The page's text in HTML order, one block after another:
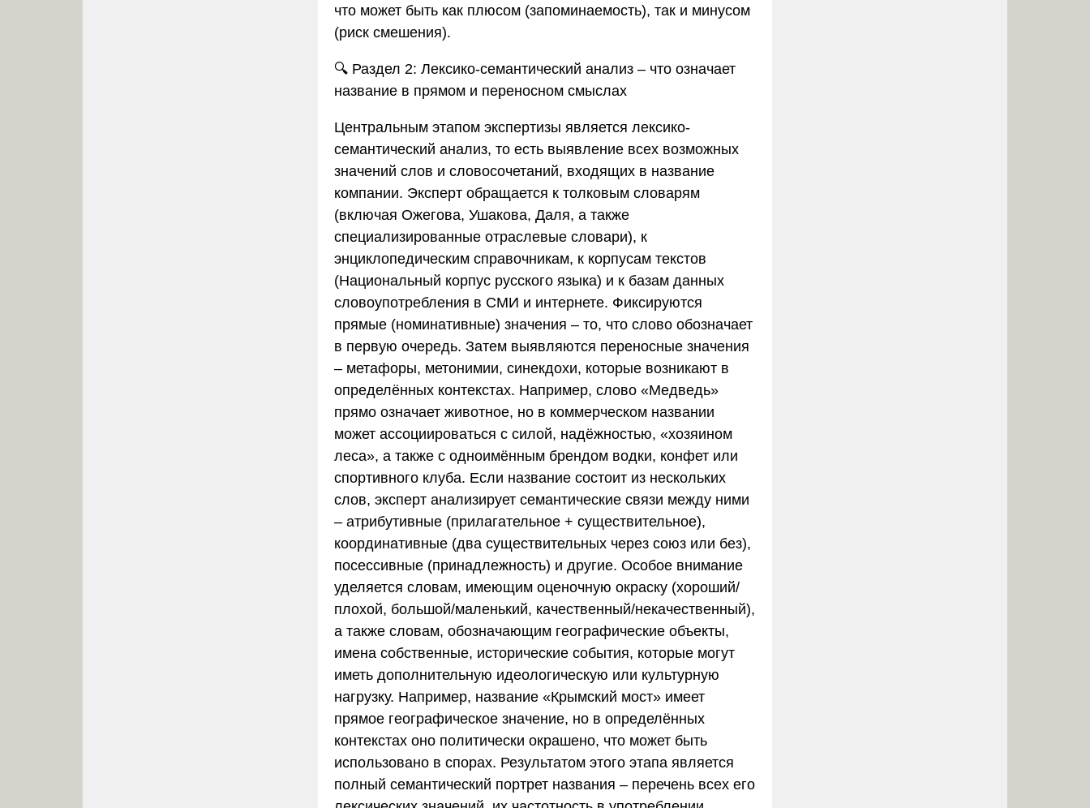
что может быть как плюсом (запоминаемость), так и минусом
(риск смешения).
🔍 Раздел 2: Лексико-семантический анализ – что означает
название в прямом и переносном смыслах
Центральным этапом экспертизы является лексико-
семантический анализ, то есть выявление всех возможных
значений слов и словосочетаний, входящих в название
компании. Эксперт обращается к толковым словарям
(включая Ожегова, Ушакова, Даля, а также
специализированные отраслевые словари), к
энциклопедическим справочникам, к корпусам текстов
(Национальный корпус русского языка) и к базам данных
словоупотребления в СМИ и интернете. Фиксируются
прямые (номинативные) значения – то, что слово обозначает
в первую очередь. Затем выявляются переносные значения
– метафоры, метонимии, синекдохи, которые возникают в
определённых контекстах. Например, слово «Медведь»
прямо означает животное, но в коммерческом названии
может ассоциироваться с силой, надёжностью, «хозяином
леса», а также с одноимённым брендом водки, конфет или
спортивного клуба. Если название состоит из нескольких
слов, эксперт анализирует семантические связи между ними
– атрибутивные (прилагательное + существительное),
координативные (два существительных через союз или без),
посессивные (принадлежность) и другие. Особое внимание
уделяется словам, имеющим оценочную окраску (хороший/
плохой, большой/маленький, качественный/некачественный),
а также словам, обозначающим географические объекты,
имена собственные, исторические события, которые могут
иметь дополнительную идеологическую или культурную
нагрузку. Например, название «Крымский мост» имеет
прямое географическое значение, но в определённых
контекстах оно политически окрашено, что может быть
использовано в спорах. Результатом этого этапа является
полный семантический портрет названия – перечень всех его